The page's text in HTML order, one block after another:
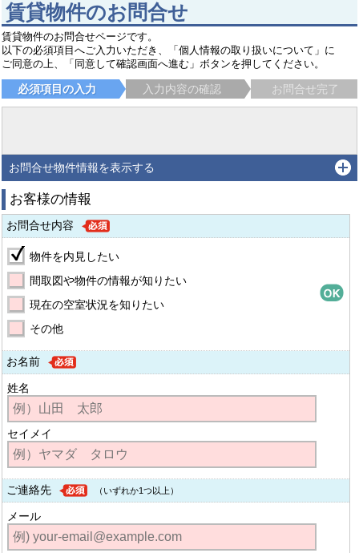
賃貸物件のお問合せ
賃貸物件のお問合せページです。
以下の必須項目へご入力いただき、「個人情報の取り扱いについて」に
ご同意の上、「同意して確認画面へ進む」ボタンを押してください。
必須項目の入力 入力内容の確認 お問合せ完了
お問合せ物件情報を表示する
お客様の情報
お問合せ内容
物件を内見したい
間取図や物件の情報が知りたい
現在の空室状況を知りたい
その他
お名前
姓名
セイメイ
ご連絡先 （いずれか1つ以上）
メール